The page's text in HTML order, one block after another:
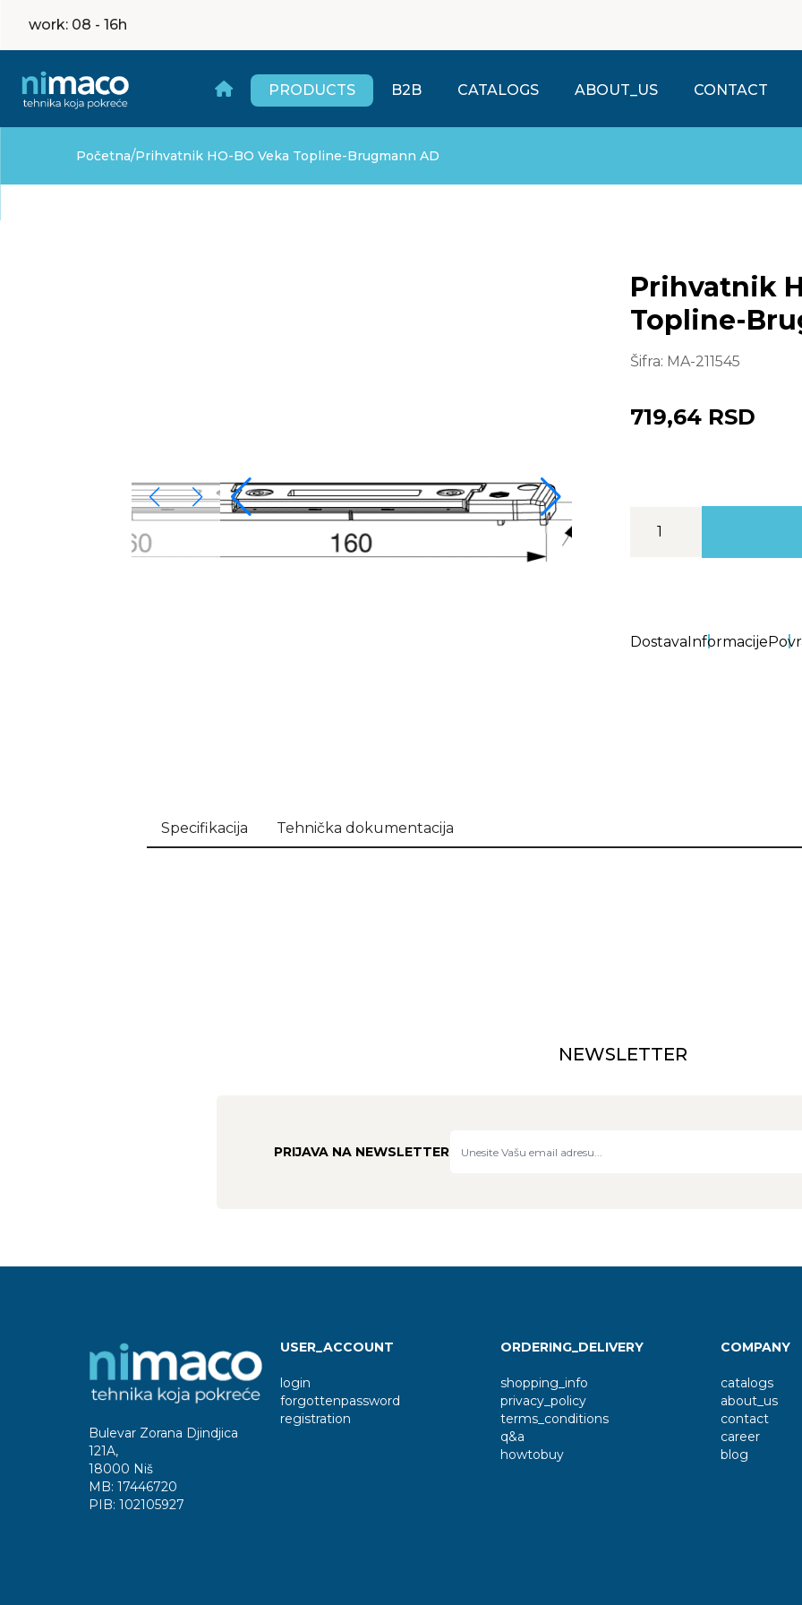
work: 08 - 16h
PRODUCTS B2B CATALOGS ABOUT_US CONTACT
Početna/Prihvatnik HO-BO Veka Topline-Brugmann AD
Prihvatnik
Topline-
Šifra: MA-211545
719,64 RSD
DostavaInformacije
Specifikacija Tehnička dokumentacija
NEWSLETTER
PRIJAVA NA NEWSLETTER
Bulevar Zorana Djindjica
121A,
18000 Niš
MB:17446720
PIB:102105927
USER_ACCOUNT
login
forgottenpassword
registration
ORDERING_DELIVERY
shopping_info
privacy_policy
terms_conditions
q&a
howtobuy
COMPANY
catalogs
about_us
contact
career
blog